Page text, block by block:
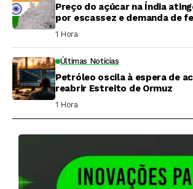
Preço do açúcar na Índia
por escassez e demanda de
1 Hora ⁮
Últimas Notícias
Petróleo oscila à espera de
reabrir Estreito de Ormuz
1 Hora ⁮